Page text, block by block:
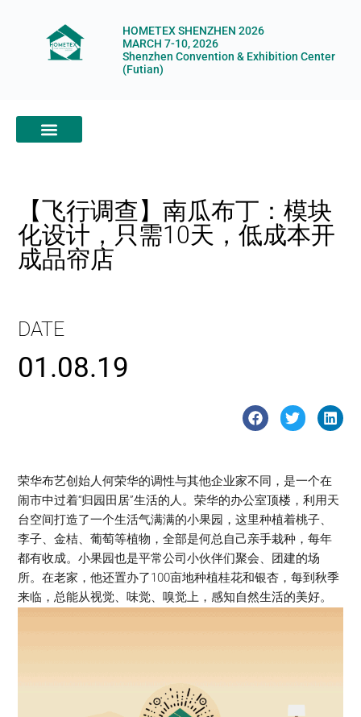
HOMETEX SHENZHEN 2026
MARCH 7-10, 2026
Shenzhen Convention & Exhibition Center
(Futian)
【飞行调查】南瓜布丁：模块
化设计，只需10天，低成本开
成品帘店
DATE
01.08.19
荣华布艺创始人何荣华的调性与其他企业家不同，是一个在
闹市中过着“归园田居”生活的人。荣华的办公室顶楼，利用天
台空间打造了一个生活气满满的小果园，这里种植着桃子、
李子、金桔、葡萄等植物，全部是何总自己亲手栽种，每年
都有收成。小果园也是平常公司小伙伴们聚会、团建的场
所。在老家，他还置办了100亩地种植桂花和银杏，每到秋季
来临，总能从视觉、味觉、嗅觉上，感知自然生活的美好。